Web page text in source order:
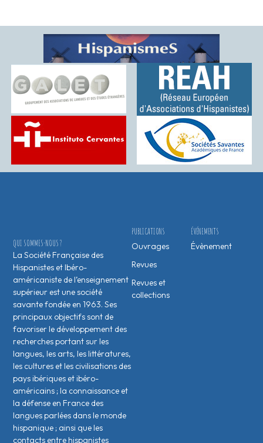
ÉVÉNEMENTS
Évènement
PUBLICATIONS
Ouvrages
Revues
Revues et
collections
QUI SOMMES-NOUS ?
La Société Française des
Hispanistes et Ibéro-
américaniste de l’enseignement
supérieur est une société
savante fondée en 1963. Ses
principaux objectifs sont de
favoriser le développement des
recherches portant sur les
langues, les arts, les littératures,
les cultures et les civilisations des
pays ibériques et ibéro-
américains ; la connaissance et
la défense en France des
langues parlées dans le monde
hispanique ; ainsi que les
contacts entre hispanistes